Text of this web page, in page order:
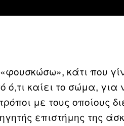
κάτι που
καίει το σώμα, για
με τους οποίους
επιστήμης της